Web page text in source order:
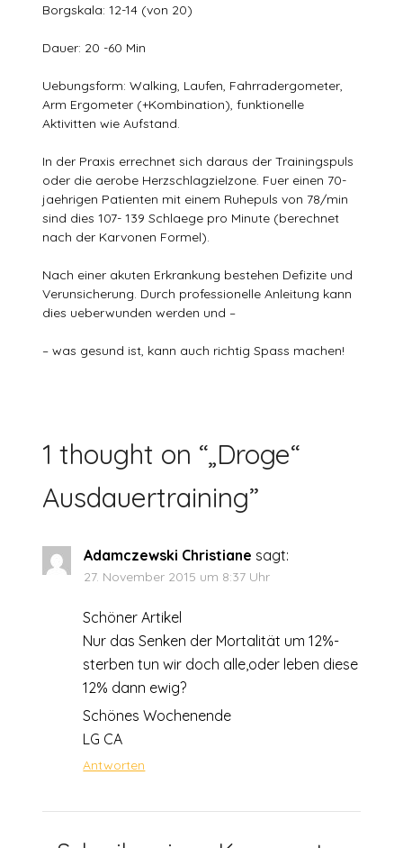
Borgskala: 12-14 (von 20)
Dauer: 20 -60 Min
Uebungsform: Walking, Laufen, Fahrradergometer,
Arm Ergometer (+Kombination), funktionelle
Aktivitten wie Aufstand.
In der Praxis errechnet sich daraus der Trainingspuls
oder die aerobe Herzschlagzielzone. Fuer einen 70-
jaehrigen Patienten mit einem Ruhepuls von 78/min
sind dies 107- 139 Schlaege pro Minute (berechnet
nach der Karvonen Formel).
Nach einer akuten Erkrankung bestehen Defizite und
Verunsicherung. Durch professionelle Anleitung kann
dies ueberwunden werden und –
– was gesund ist, kann auch richtig Spass machen!
1 thought on “„Droge“
Ausdauertraining”
Adamczewski Christiane sagt:
27. November 2015 um 8:37 Uhr
Schöner Artikel
Nur das Senken der Mortalität um 12%-
sterben tun wir doch alle,oder leben diese
12% dann ewig?
Schönes Wochenende
LG CA
Antworten